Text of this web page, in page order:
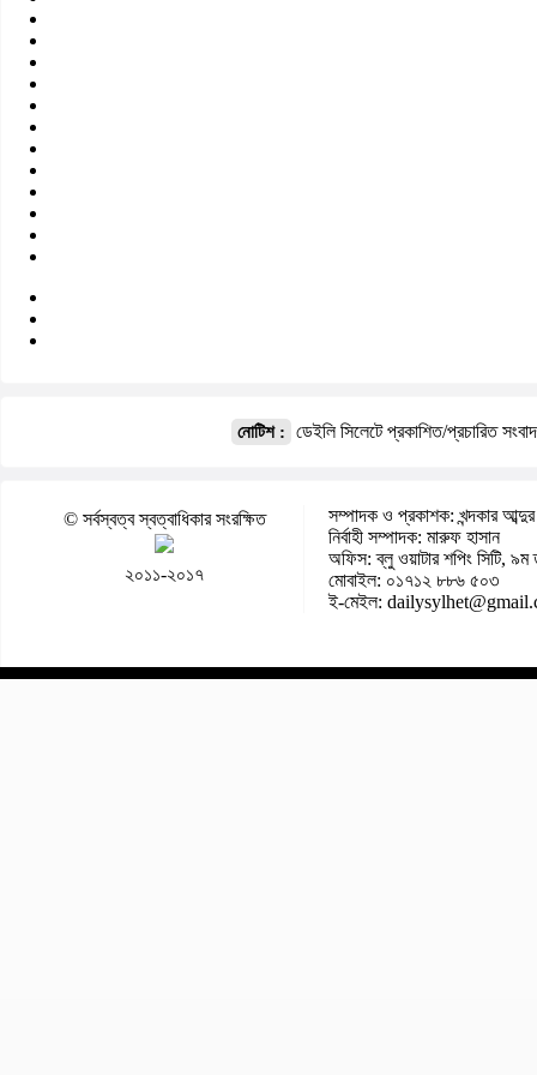
নোটিশ : ডেইলি সিলেটে প্রকাশিত/প্রচারিত
© সর্বস্বত্ব স্বত্বাধিকার সংরক্ষিত
২০১১-২০১৭
সম্পাদক ও প্রকাশক: খন্দকার আব্দুর
নির্বাহী সম্পাদক: মারুফ হাসান
অফিস: ব্লু ওয়াটার শপিং সিটি, ৯ম
মোবাইল: ০১৭১২ ৮৮৬ ৫০৩
ই-মেইল: